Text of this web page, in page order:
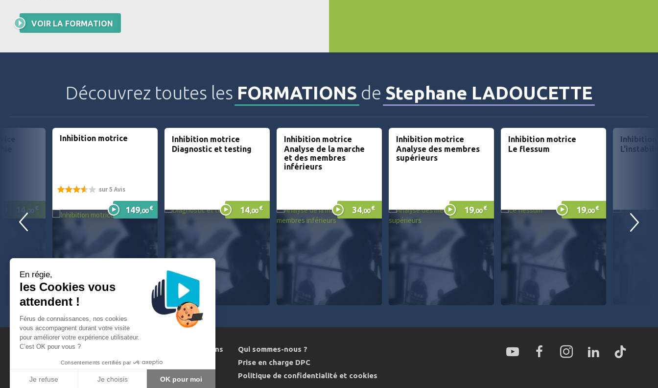
VOIR LA FORMATION
Découvrez toutes les FORMATIONS de Stephane LADOUCETTE
14,00€
Inhibition motrice
sur 5 Avis
149,00€
Inhibition motrice
Diagnostic et testing
14,00€
Inhibition motrice
Analyse de la marche
et des membres
inférieurs
34,00€
Inhibition motrice
Analyse des membres
supérieurs
19,00€
Inhibition motrice
Le flessum
19,00€
FAQ
Demande d'aide
Problèmes de connexion ?
Suggestions de formations
Devenez formateur
Devenez partenaire
Qui sommes-nous ?
Prise en charge DPC
Politique de confidentialité et cookies
En régie,
les Cookies vous
attendent !
Férus de connaissances, nos cookies
vous accompagnent durant votre visite
pour améliorer votre expérience utilisateur.
C’est OK pour vous ?
Consentements certifiés par
Je refuse Je choisis OK pour moi